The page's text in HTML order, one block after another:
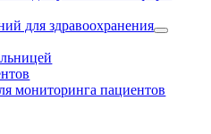
для здравоохранения
мониторинга пациентов